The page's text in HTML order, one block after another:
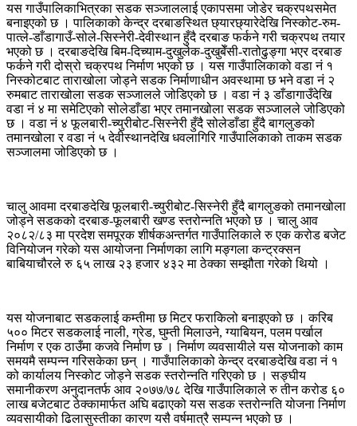
यस गाउँपालिकाभित्रका सडक सञ्जाललाई एकापसमा जोडेर चक्रपथसमेत
बनाइएको छ । पालिकाको केन्द्र दरबाङस्थित छ्यारछ्यारेदेखि निस्कोट-रुम-
पात्ले-डाँडागाउँ-सोले-सिस्नेरी-देवीस्थान हुँदै दरबाङ फर्कने गरी चक्रपथ तयार
भएको छ । दरबाङदेखि बिम-दिच्याम-दुखुलेक-दुखुबेँसी-रातोढुङ्गा भएर दरबाङ
फर्कने गरी दोस्रो चक्रपथ निर्माण भएको छ । यस गाउँपालिकाको वडा नं १
निस्कोटबाट ताराखोला जोड्ने सडक निर्माणाधीन अवस्थामा छ भने वडा नं २
रुमबाट ताराखोला सडक सञ्जालले जोडिएको छ । वडा नं ३ डाँडागाउँदेखि
वडा नं ४ मा समेटिएको सोलेडाँडा भएर तमानखोला सडक सञ्जालले जोडिएको
छ । वडा नं ४ फूलबारी-च्युरीबोट-सिस्नेरी हुँदै सोलेडाँडा हुँदै बागलुङको
तमानखोला र वडा नं ५ देवीस्थानदेखि धवलागिरि गाउँपालिकाको ताकम सडक
सञ्जालमा जोडिएको छ ।
चालु आवमा दरबाङदेखि फूलबारी-च्युरीबोट-सिस्नेरी हुँदै बागलुङको तमानखोला
जोड्ने सडकको दरबाङ-फूलबारी खण्ड स्तरोन्नति भएको छ । चालु आव
२०८२/८३ मा प्रदेश समपूरक शीर्षकअन्तर्गत गाउँपालिकाले रु एक करोड बजेट
विनियोजन गरेको यस आयोजना निर्माणका लागि मङ्गला कन्ट्रक्सन
बाबियाचौरले रु ६५ लाख २३ हजार ४३२ मा ठेक्का सम्झौता गरेको थियो ।
यस योजनाबाट सडकलाई कम्तीमा छ मिटर फराकिलो बनाइएको छ । करिब
५०० मिटर सडकलाई नाली, ग्रेड, घुम्ती मिलाउने, ग्याबियन, पलम पर्खाल
निर्माण र एक ठाउँमा कजवे निर्माण छ । निर्माण व्यवसायीले यस योजनाको काम
समयमै सम्पन्न गरिसकेका छन् । गाउँपालिकाको केन्द्र दरबाङदेखि वडा नं १
को कार्यालय निस्कोट जोड्ने सडक स्तरोन्नति गरिएको छ । सङ्घीय
समानीकरण अनुदानतर्फ आव २०७७/७८ देखि गाउँपालिकाले रु तीन करोड ६०
लाख बजेटबाट ठेक्कामार्फत अघि बढाएको यस सडक स्तरोन्नति योजना निर्माण
व्यवसायीको ढिलासुस्तीका कारण यसै वर्षमात्रै सम्पन्न भएको छ ।